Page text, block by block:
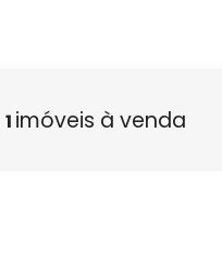
1 imóveis à venda